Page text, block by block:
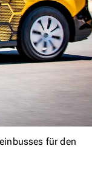
für den